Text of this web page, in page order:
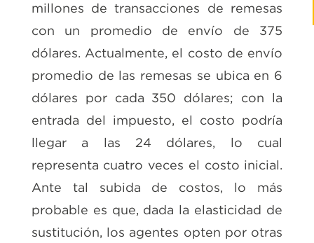
millones de transacciones de remesas
con un promedio de envío de 375
dólares. Actualmente, el costo de envío
promedio de las remesas se ubica en 6
dólares por cada 350 dólares; con la
entrada del impuesto, el costo podría
llegar a las 24 dólares, lo cual
representa cuatro veces el costo inicial.
Ante tal subida de costos, lo más
probable es que, dada la elasticidad de
sustitución, los agentes opten por otras